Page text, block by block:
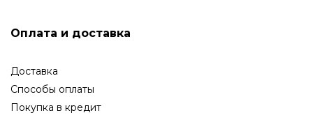
Оплата и доставка
Доставка
Способы оплаты
Покупка в кредит